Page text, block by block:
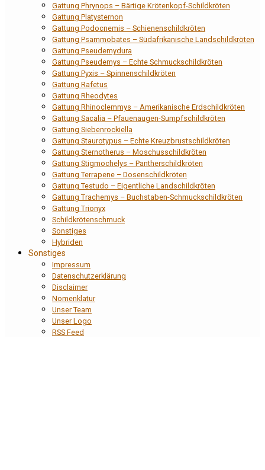
Gattung Phrynops – Bärtige Krötenkopf-Schildkröten
Gattung Platysternon
Gattung Podocnemis – Schienenschildkröten
Gattung Psammobates – Südafrikanische Landschildkröten
Gattung Pseudemydura
Gattung Pseudemys – Echte Schmuckschildkröten
Gattung Pyxis – Spinnenschildkröten
Gattung Rafetus
Gattung Rheodytes
Gattung Rhinoclemmys – Amerikanische Erdschildkröten
Gattung Sacalia – Pfauenaugen-Sumpfschildkröten
Gattung Siebenrockiella
Gattung Staurotypus – Echte Kreuzbrustschildkröten
Gattung Sternotherus – Moschusschildkröten
Gattung Stigmochelys – Pantherschildkröten
Gattung Terrapene – Dosenschildkröten
Gattung Testudo – Eigentliche Landschildkröten
Gattung Trachemys – Buchstaben-Schmuckschildkröten
Gattung Trionyx
Schildkrötenschmuck
Sonstiges
Hybriden
Sonstiges
Impressum
Datenschutzerklärung
Disclaimer
Nomenklatur
Unser Team
Unser Logo
RSS Feed